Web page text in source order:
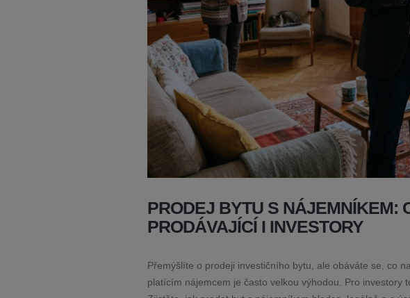
PRODEJ BYTU S NÁJEMNÍKEM:
PRODÁVAJÍCÍ I INVESTORY
Přemýšlíte o prodeji investičního bytu, ale obáváte se, co
platícím nájemcem je často velkou výhodou. Pro investory